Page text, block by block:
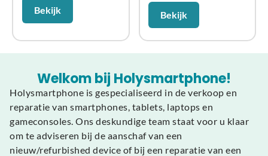
Bekijk Bekijk
Welkom bij Holysmartphone!
Holysmartphone is gespecialiseerd in de verkoop en
reparatie van smartphones, tablets, laptops en
gameconsoles. Ons deskundige team staat voor u klaar
om te adviseren bij de aanschaf van een
nieuw/refurbished device of bij een reparatie van een